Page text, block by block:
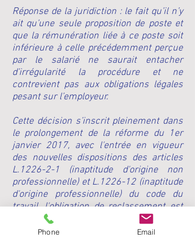
Réponse de la juridiction : le fait qu’il n’y
ait qu’une seule proposition de poste et
que la rémunération liée à ce poste soit
inférieure à celle précédemment perçue
par le salarié ne saurait entacher
d’irrégularité la procédure et ne
contrevient pas aux obligations légales
pesant sur l’employeur.
Cette décision s’inscrit pleinement dans
le prolongement de la réforme du 1er
janvier 2017, avec l'entrée en vigueur
des nouvelles dispositions des articles
L.1226-2-1 (inaptitude d'origine non
professionnelle) et L.1226-12 (inaptitude
d'origine professionnelle) du code du
travail, l'obligation de reclassement est
réputée satisfaite lorsque l'employeur a
proposé un emploi, dans les conditions
Phone Email